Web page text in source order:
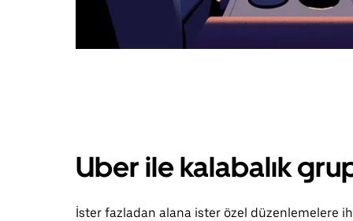
Uber ile kalabalık
İster fazladan alana ister özel düzenlemelere